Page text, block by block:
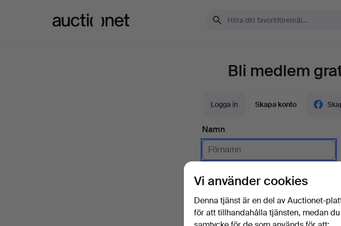
Bli medlem
Logga in Skapa konto
Namn
E-post
Vi använder cookies
Denna tjänst är en del av Auctionet-
för att tillhandahålla tjänsten, medan